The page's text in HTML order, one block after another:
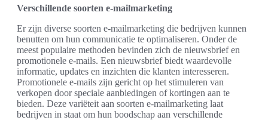
Verschillende soorten e-mailmarketing
Er zijn diverse soorten e-mailmarketing die bedrijven kunnen
benutten om hun communicatie te optimaliseren. Onder de
meest populaire methoden bevinden zich de nieuwsbrief en
promotionele e-mails. Een nieuwsbrief biedt waardevolle
informatie, updates en inzichten die klanten interesseren.
Promotionele e-mails zijn gericht op het stimuleren van
verkopen door speciale aanbiedingen of kortingen aan te
bieden. Deze variëteit aan soorten e-mailmarketing laat
bedrijven in staat om hun boodschap aan verschillende